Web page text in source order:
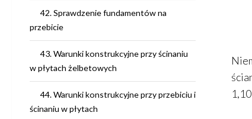
1,10
42. Sprawdzenie fundamentów na
przebicie
43. Warunki konstrukcyjne przy ścinaniu
w płytach żelbetowych
44. Warunki konstrukcyjne przy przebiciu i
ścinaniu w płytach